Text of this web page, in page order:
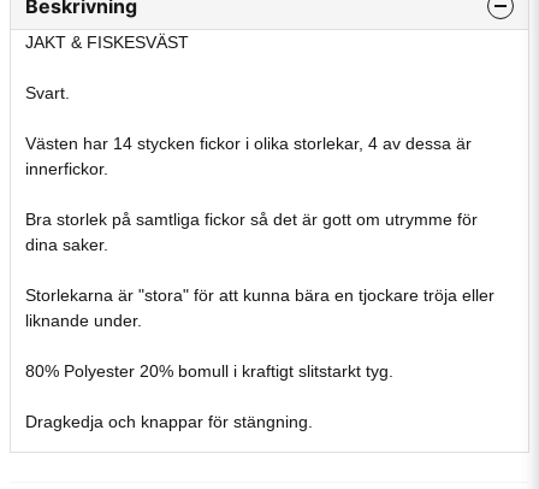
Beskrivning
JAKT & FISKESVÄST
Svart.
Västen har 14 stycken fickor i olika storlekar, 4 av dessa är
innerfickor.
Bra storlek på samtliga fickor så det är gott om utrymme för
dina saker.
Storlekarna är "stora" för att kunna bära en tjockare tröja eller
liknande under.
80% Polyester 20% bomull i kraftigt slitstarkt tyg.
Dragkedja och knappar för stängning.